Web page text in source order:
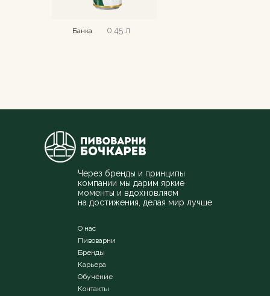
Банка 0,45 л
Через бренды и принципы
компании мы дарим яркие
моменты и вдохновляем
на достижения, делая мир лучше
Бренды
Пивоварни
О нас
Обучение
Карьера
Контакты